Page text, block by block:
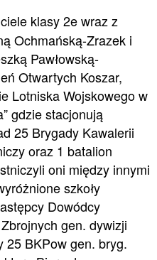
klasy 2e wraz z
Ochmańską-Zrazek i
Pawłowską-
Otwartych Koszar,
Lotniska Wojskowego w
gdzie stacjonują
25 Brygady Kawalerii
oraz 1 batalion
oni między innymi
szkoły
Dowódcy
gen. dywizji
25 BKPow gen. bryg.